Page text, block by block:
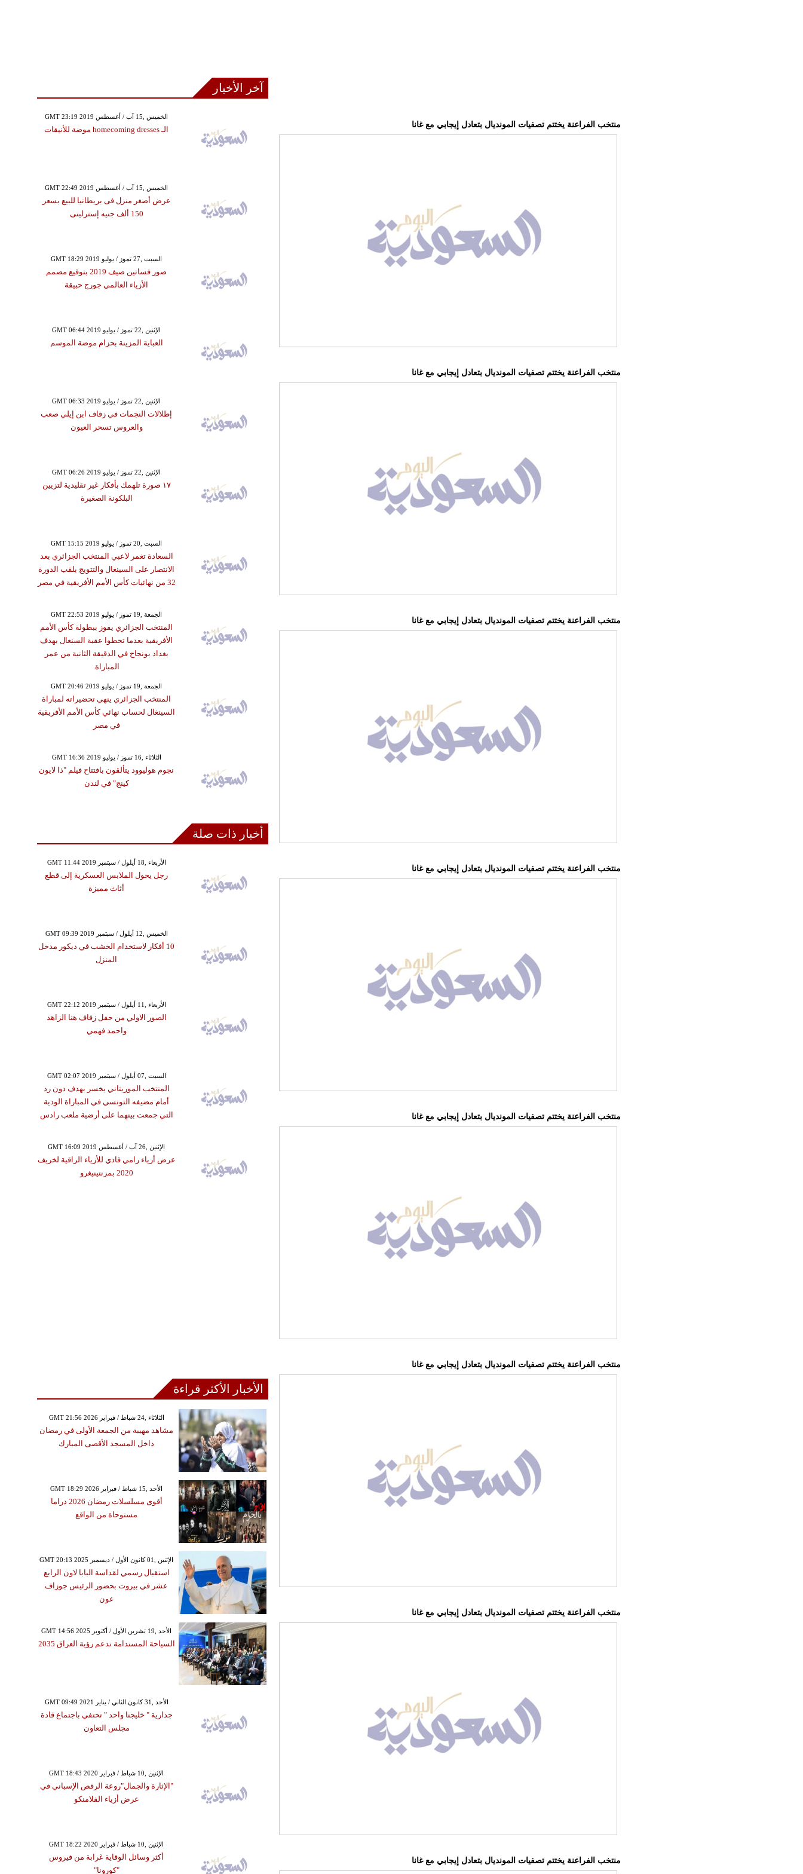
منتخب الفراعنة يختتم تصفيات المونديال بتعادل إيجابي مع غانا
منتخب الفراعنة يختتم تصفيات المونديال بتعادل إيجابي مع غانا
منتخب الفراعنة يختتم تصفيات المونديال بتعادل إيجابي مع غانا
منتخب الفراعنة يختتم تصفيات المونديال بتعادل إيجابي مع غانا
منتخب الفراعنة يختتم تصفيات المونديال بتعادل إيجابي مع غانا
منتخب الفراعنة يختتم تصفيات المونديال بتعادل إيجابي مع غانا
منتخب الفراعنة يختتم تصفيات المونديال بتعادل إيجابي مع غانا
منتخب الفراعنة يختتم تصفيات المونديال بتعادل إيجابي مع غانا
آخر الأخبار
GMT 23:19 2019 الخميس ,15 آب / أغسطس
الـ homecoming dresses موضة للأنيقات
GMT 22:49 2019 الخميس ,15 آب / أغسطس
عرض أصغر منزل فى بريطانيا للبيع بسعر
150 ألف جنيه إسترلينى
GMT 18:29 2019 السبت ,27 تموز / يوليو
صور فساتين صيف 2019 بتوقيع مصمم
الأزياء العالمي جورج حبيقة
GMT 06:44 2019 الإثنين ,22 تموز / يوليو
العباية المزينة بحزام موضة الموسم
GMT 06:33 2019 الإثنين ,22 تموز / يوليو
إطلالات النجمات في زفاف ابن إيلي صعب
والعروس تسحر العيون
GMT 06:26 2019 الإثنين ,22 تموز / يوليو
١٧ صورة تلهمك بأفكار غير تقليدية لتزيين
البلكونة الصغيرة
GMT 15:15 2019 السبت ,20 تموز / يوليو
السعادة تغمر لاعبي المنتخب الجزائري بعد
الانتصار على السينغال والتتويج بلقب الدورة
32 من نهائيات كأس الأمم الأفريقية في مصر
GMT 22:53 2019 الجمعة ,19 تموز / يوليو
المنتخب الجزائري يفوز ببطولة كأس الأمم
الأفريقية بعدما تخطوا عقبة السنغال بهدف
بغداد بونجاح في الدقيقة الثانية من عمر
المباراة.
GMT 20:46 2019 الجمعة ,19 تموز / يوليو
المنتخب الجزائري ينهي تحضيراته لمباراة
السينغال لحساب نهائي كأس الأمم الأفريقية
في مصر
GMT 16:36 2019 الثلاثاء ,16 تموز / يوليو
نجوم هوليوود يتألقون بافتتاح فيلم "ذا لايون
كينج" في لندن
أخبار ذات صلة
GMT 11:44 2019 الأربعاء ,18 أيلول / سبتمبر
رجل يحول الملابس العسكرية إلى قطع
أثاث مميزة
GMT 09:39 2019 الخميس ,12 أيلول / سبتمبر
10 أفكار لاستخدام الخشب في ديكور مدخل
المنزل
GMT 22:12 2019 الأربعاء ,11 أيلول / سبتمبر
الصور الاولي من حفل زفاف هنا الزاهد
واحمد فهمي
GMT 02:07 2019 السبت ,07 أيلول / سبتمبر
المنتخب الموريتاني يخسر بهدف دون رد
أمام مضيفه التونسي في المباراة الودية
التي جمعت بينهما على أرضية ملعب رادس
GMT 16:09 2019 الإثنين ,26 آب / أغسطس
عرض أزياء رامي قادي للأزياء الراقية لخريف
2020 بمزنتينيغرو
الأخبار الأكثر قراءة
GMT 21:56 2026 الثلاثاء ,24 شباط / فبراير
مشاهد مهيبة من الجمعة الأولى في رمضان
داخل المسجد الأقصى المبارك
GMT 18:29 2026 الأحد ,15 شباط / فبراير
أقوى مسلسلات رمضان 2026 دراما
مستوحاة من الواقع
GMT 20:13 2025 الإثنين ,01 كانون الأول / ديسمبر
استقبال رسمي لقداسة البابا لاون الرابع
عشر في بيروت بحضور الرئيس جوزاف
عون
GMT 14:56 2025 الأحد ,19 تشرين الأول / أكتوبر
السياحة المستدامة تدعم رؤية العراق 2035
GMT 09:49 2021 الأحد ,31 كانون الثاني / يناير
جدارية " خليجنا واحد " تحتفي باجتماع قادة
مجلس التعاون
GMT 18:43 2020 الإثنين ,10 شباط / فبراير
"الإثارة والجمال"روعة الرقص الإسباني في
عرض أزياء الفلامنكو
GMT 18:22 2020 الإثنين ,10 شباط / فبراير
أكثر وسائل الوقاية غرابة من فيروس
"كورونا"